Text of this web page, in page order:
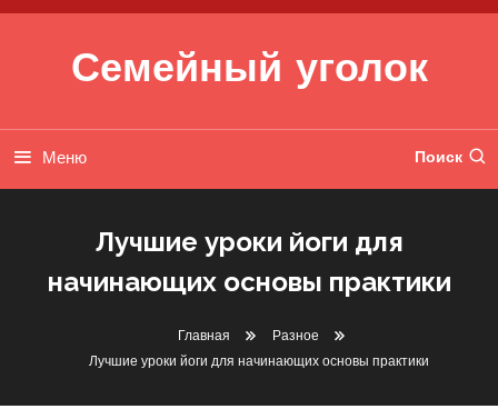
Перейти к содержимому
Семейный уголок
Меню Поиск
Лучшие уроки йоги для
начинающих основы практики
Главная
Разное
Лучшие уроки йоги для начинающих основы практики